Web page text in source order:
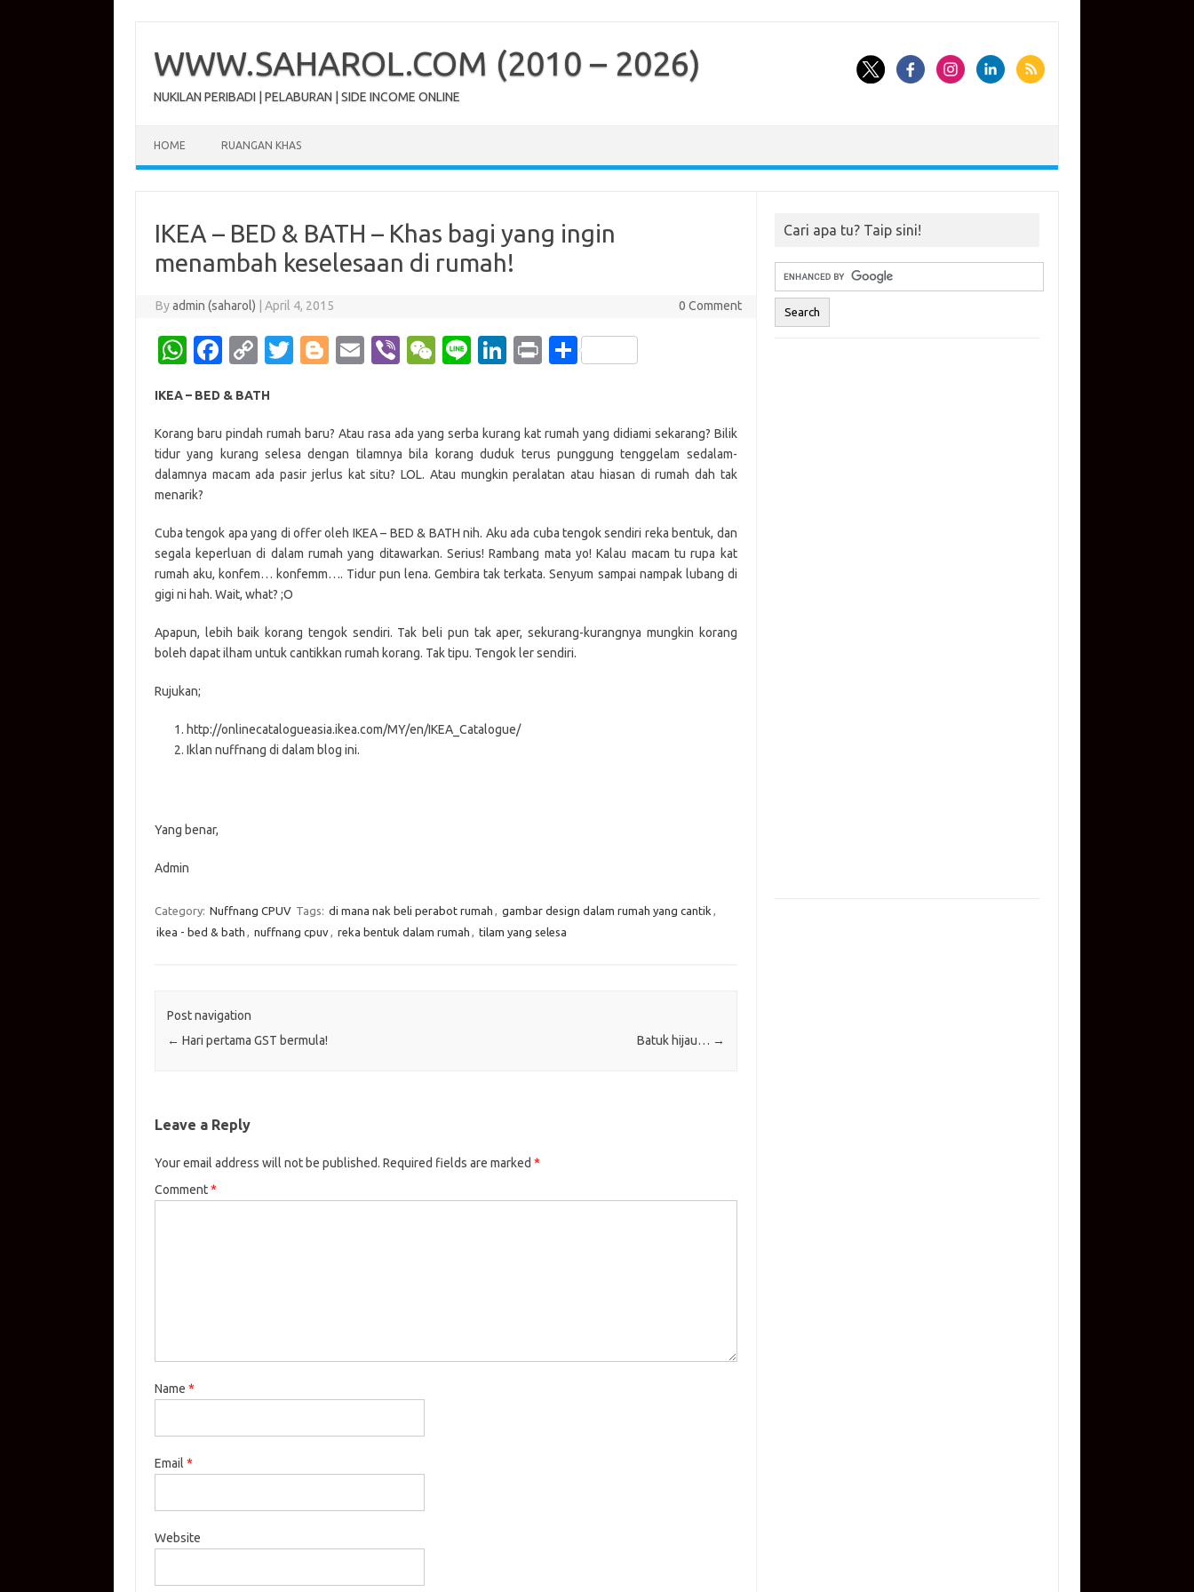
contentWWW.SAHAROL.COM (2010 – 2026)
NUKILAN PERIBADI | PELABURAN | SIDE INCOME ONLINE
HOME RUANGAN KHAS
IKEA – BED & BATH – Khas bagi yang ingin
menambah keselesaan di rumah!
Byadmin (saharol) April 4, 2015 0 Comment
W
at
s
A
p
p
Fa
e
b
o
C
p
y
Li
T
te
r
Bl
g
er
E
Vi
W
h
at
Li
Li
e
dI
n
Pr S
e
IKEA – BED & BATH
Korang baru pindah rumah baru? Atau rasa ada yang serba kurang kat rumah yang didiami sekarang? Bilik
tidur yang kurang selesa dengan tilamnya bila korang duduk terus punggung tenggelam sedalam-
dalamnya macam ada pasir jerlus kat situ? LOL. Atau mungkin peralatan atau hiasan di rumah dah tak
menarik?
Cuba tengok apa yang di offer oleh IKEA – BED & BATH nih. Aku ada cuba tengok sendiri reka bentuk, dan
segala keperluan di dalam rumah yang ditawarkan. Serius! Rambang mata yo! Kalau macam tu rupa kat
rumah aku, konfem… konfemm…. Tidur pun lena. Gembira tak terkata. Senyum sampai nampak lubang di
gigi ni hah. Wait, what? ;O
Apapun, lebih baik korang tengok sendiri. Tak beli pun tak aper, sekurang-kurangnya mungkin korang
boleh dapat ilham untuk cantikkan rumah korang. Tak tipu. Tengok ler sendiri.
Rujukan;
http://onlinecatalogueasia.ikea.com/MY/en/IKEA_Catalogue/
Iklan nuffnang di dalam blog ini.
Yang benar,
Admin
Category: Nuffnang CPUV Tags: di mana nak beli perabot rumah , gambar design dalam rumah yang cantik ,
ikea - bed & bath , nuffnang cpuv, reka bentuk dalam rumah , tilam yang selesa
Post navigation
← Hari pertama GST bermula! Batuk hijau… →
Leave a Reply
Your email address will not be published. Required fields are marked *
Comment*
Name *
Email *
Website
Cari apa tu? Taip sini!